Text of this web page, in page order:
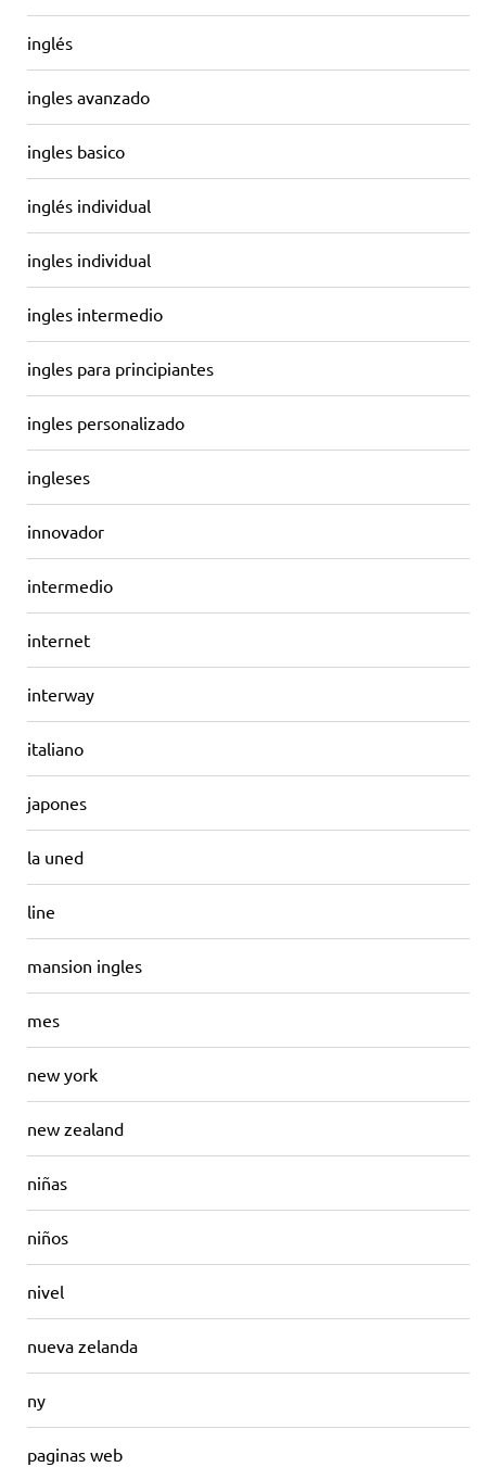
inglés
ingles avanzado
ingles basico
inglés individual
ingles individual
ingles intermedio
ingles para principiantes
ingles personalizado
ingleses
innovador
intermedio
internet
interway
italiano
japones
la uned
line
mansion ingles
mes
new york
new zealand
niñas
niños
nivel
nueva zelanda
ny
paginas web